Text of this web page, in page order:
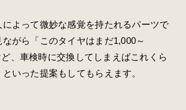
によって微妙な感覚を持たれるパーツで
がら「このタイヤはまだ1,000～
、車検時に交換してしまえばこれくら
いった提案もしてもらえます。